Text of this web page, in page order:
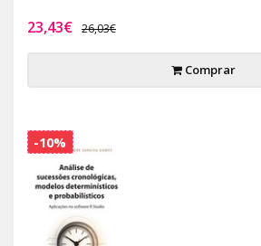
23,43€ 26,03€
Comprar
-10%